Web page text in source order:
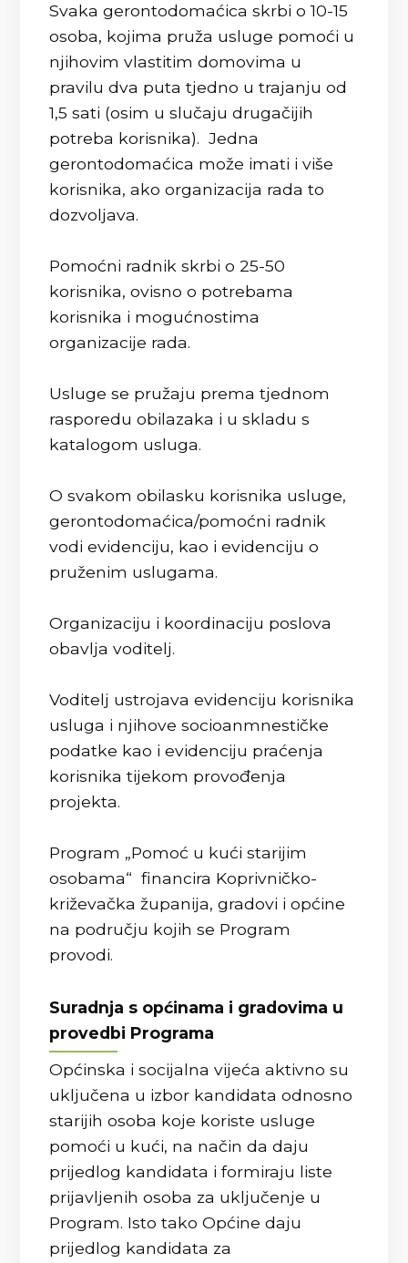
Svaka gerontodomaćica skrbi o 10-15
osoba, kojima pruža usluge pomoći u
njihovim vlastitim domovima u
pravilu dva puta tjedno u trajanju od
1,5 sati (osim u slučaju drugačijih
potreba korisnika). Jedna
gerontodomaćica može imati i više
korisnika, ako organizacija rada to
dozvoljava.
Pomoćni radnik skrbi o 25-50
korisnika, ovisno o potrebama
korisnika i mogućnostima
organizacije rada.
Usluge se pružaju prema tjednom
rasporedu obilazaka i u skladu s
katalogom usluga.
O svakom obilasku korisnika usluge,
gerontodomaćica/pomoćni radnik
vodi evidenciju, kao i evidenciju o
pruženim uslugama.
Organizaciju i koordinaciju poslova
obavlja voditelj.
Voditelj ustrojava evidenciju korisnika
usluga i njihove socioanmnestičke
podatke kao i evidenciju praćenja
korisnika tijekom provođenja
projekta.
Program „Pomoć u kući starijim
osobama“ financira Koprivničko-
križevačka županija, gradovi i općine
na području kojih se Program
provodi.
Suradnja s općinama i gradovima u
provedbi Programa
Općinska i socijalna vijeća aktivno su
uključena u izbor kandidata odnosno
starijih osoba koje koriste usluge
pomoći u kući, na način da daju
prijedlog kandidata i formiraju liste
prijavljenih osoba za uključenje u
Program. Isto tako Općine daju
prijedlog kandidata za